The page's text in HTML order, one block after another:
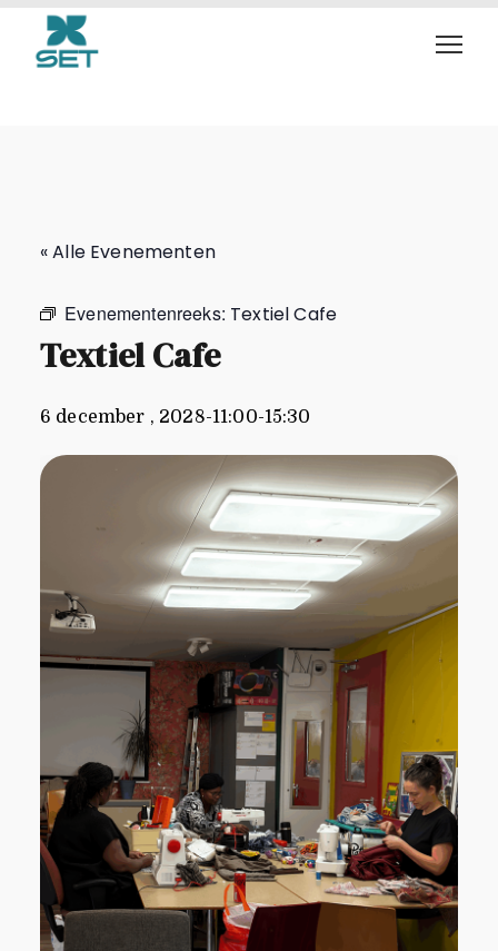
Textiel Cafe
« Alle Evenementen
Evenementenreeks: Textiel Cafe
Textiel Cafe
6 december , 2028-11:00-15:30